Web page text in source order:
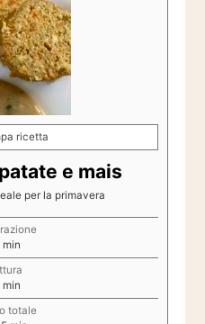
ricetta
e mais
per la primavera
min
min
totale